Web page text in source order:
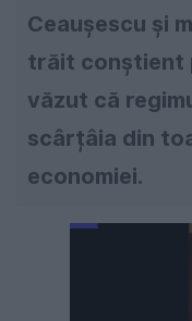
Ceaușescu și
trăit conștient
văzut că
scârțâia din
economiei.